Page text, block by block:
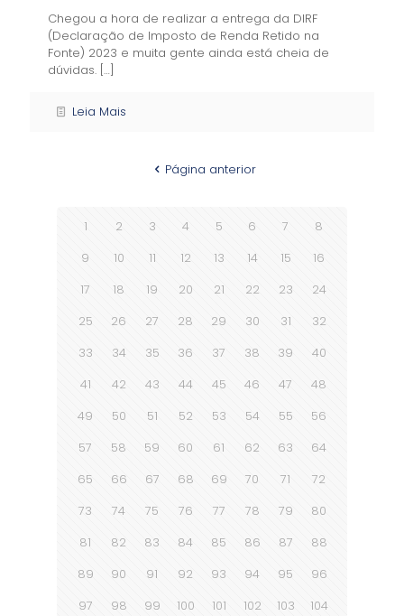
Chegou a hora de realizar a entrega da DIRF
(Declaração de Imposto de Renda Retido na
Fonte) 2023 e muita gente ainda está cheia de
dúvidas. […]
Leia Mais
Página anterior
1 2 3 4 5 6 7
8
9
10 11 12 13 14 15
16
17
18 19 20 21 22 23
24
25
26 27 28 29 30 31
32
33
34 35 36 37 38 39
40
41
42 43 44 45 46 47
48
49
50 51 52 53 54 55
56
57
58 59 60 61 62 63
64
65
66 67 68 69 70 71
72
73
74 75 76 77 78 79
80
81
82 83 84 85 86 87
88
89
90 91 92 93 94 95
96
97
98 99 100 101 102 103
104